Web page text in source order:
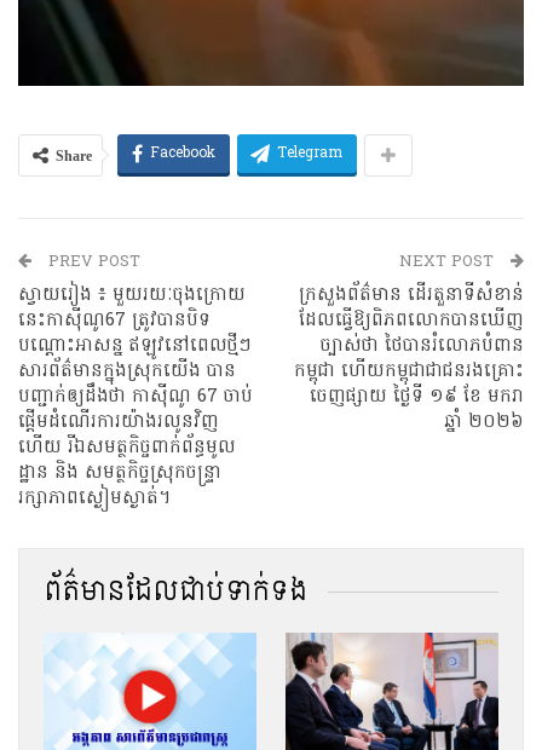
Share Facebook Telegram
PREV POST
ស្វាយរៀង ៖ មួយរយៈចុងក្រោយ
នេះកាសុីណូ67 ត្រូវបានបិទ
បណ្ដោះអាសន្ន ឥឡូវនៅពេលថ្មីៗ
សារព័ត៌មានក្នុងស្រុកយេីង បាន
បញ្ជាក់ឲ្យដឹងថា កាសុីណូ 67 ចាប់
ផ្តើមដំណើរការយ៉ាងរលូនវិញ
ហើយ រីឯសមត្ថកិច្ចពាក់ព័ន្ធមូល
ដ្ឋាន និង សមត្ថកិច្ចស្រុកចន្ទ្រា
រក្សាភាពស្ងៀមស្ងាត់។
NEXT POST
ក្រសួងព័ត៌មាន ដើរតួនាទីសំខាន់
ដែលធ្វើឱ្យពិភពលោកបានឃើញ
ច្បាស់ថា ថៃបានរំលោភបំពាន
កម្ពុជា ហើយកម្ពុជាជាជនរងគ្រោះ
ចេញផ្សាយ ថ្ងៃទី ១៩ ខែ មករា
ឆ្នាំ ២០២៦
ព័ត៌មានដែលជាប់ទាក់ទង